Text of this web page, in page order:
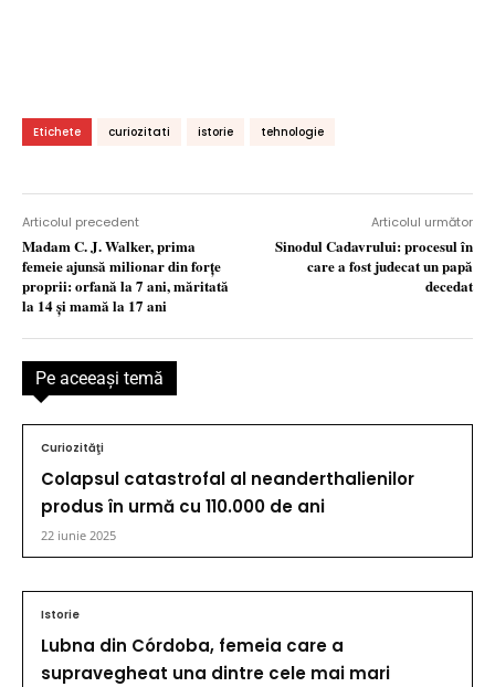
Etichete curiozitati istorie tehnologie
Articolul precedent
Madam C. J. Walker, prima
femeie ajunsă milionar din forțe
proprii: orfană la 7 ani, măritată
la 14 şi mamă la 17 ani
Articolul următor
Sinodul Cadavrului: procesul în
care a fost judecat un papă
decedat
Pe aceeaşi temă
Curiozităţi
Colapsul catastrofal al neanderthalienilor
produs în urmă cu 110.000 de ani
22 iunie 2025
Istorie
Lubna din Córdoba, femeia care a
supravegheat una dintre cele mai mari